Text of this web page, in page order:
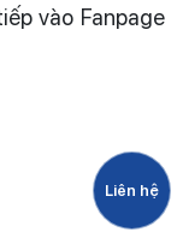
vào Fanpage
Liên hệ